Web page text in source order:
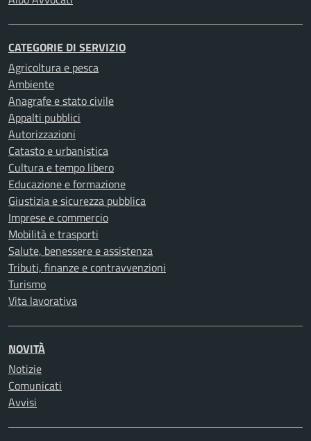
CATEGORIE DI SERVIZIO
Agricoltura e pesca
Ambiente
Anagrafe e stato civile
Appalti pubblici
Autorizzazioni
Catasto e urbanistica
Cultura e tempo libero
Educazione e formazione
Giustizia e sicurezza pubblica
Imprese e commercio
Mobilità e trasporti
Salute, benessere e assistenza
Tributi, finanze e contravvenzioni
Turismo
Vita lavorativa
NOVITÀ
Notizie
Comunicati
Avvisi